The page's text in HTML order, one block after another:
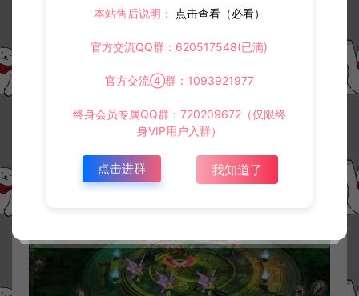
本站售后说明： 点击查看（必看）
官方交流QQ群：620517548(已满)
官方交流④群：1093921977
终身会员专属QQ群：720209672（仅限终
身VIP用户入群）
点击进群 我知道了